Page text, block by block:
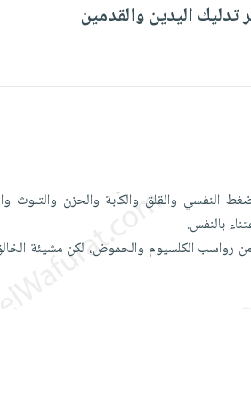
اليدين والقدمين
النفسي والقلق والكآبة والحزن والتلوث
بالنفس.
رواسب الكلسيوم والحموض، لكن مشيئة